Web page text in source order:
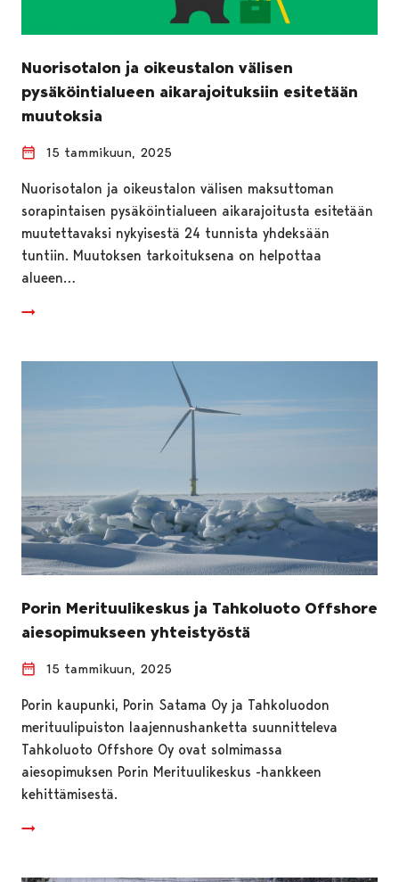
Nuorisotalon ja oikeustalon välisen
pysäköintialueen aikarajoituksiin esitetään
muutoksia
15 tammikuun, 2025
Nuorisotalon ja oikeustalon välisen maksuttoman
sorapintaisen pysäköintialueen aikarajoitusta esitetään
muutettavaksi nykyisestä 24 tunnista yhdeksään
tuntiin. Muutoksen tarkoituksena on helpottaa
alueen…
Porin Merituulikeskus ja Tahkoluoto Offshore
aiesopimukseen yhteistyöstä
15 tammikuun, 2025
Porin kaupunki, Porin Satama Oy ja Tahkoluodon
merituulipuiston laajennushanketta suunnitteleva
Tahkoluoto Offshore Oy ovat solmimassa
aiesopimuksen Porin Merituulikeskus -hankkeen
kehittämisestä.